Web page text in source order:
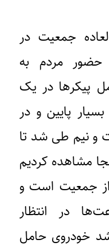
جمعیت در
حضور مردم به
پیکرها در یک
بسیار پایین و در
و نیم طی شد تا
مشاهده کردیم
از جمعیت است و
در انتظار
شد خودروی حامل